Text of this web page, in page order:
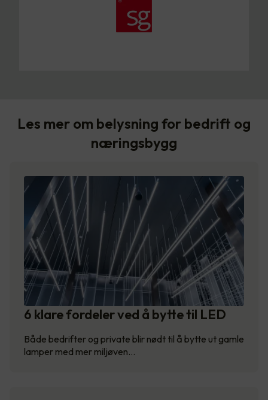
Les mer om belysning for bedrift og
næringsbygg
6 klare fordeler ved å bytte til LED
Både bedrifter og private blir nødt til å bytte ut gamle
lamper med mer miljøven…